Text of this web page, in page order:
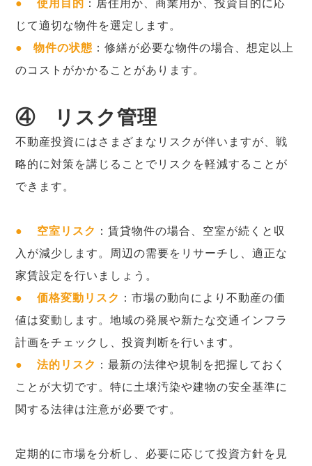
●使用目的 ：居住用か、商業用か、投資目的に応
じて適切な物件を選定します。
● 物件の状態 ：修繕が必要な物件の場合、想定以上
のコストがかかることがあります。
④ リスク管理
不動産投資にはさまざまなリスクが伴いますが、戦
略的に対策を講じることでリスクを軽減することが
できます。
● 空室リスク ：賃貸物件の場合、空室が続くと収
入が減少します。周辺の需要をリサーチし、適正な
家賃設定を行いましょう。
●価格変動リスク ：市場の動向により不動産の価
値は変動します。地域の発展や新たな交通インフラ
計画をチェックし、投資判断を行います。
●法的リスク ：最新の法律や規制を把握しておく
ことが大切です。特に土壌汚染や建物の安全基準に
関する法律は注意が必要です。
定期的に市場を分析し、必要に応じて投資方針を見